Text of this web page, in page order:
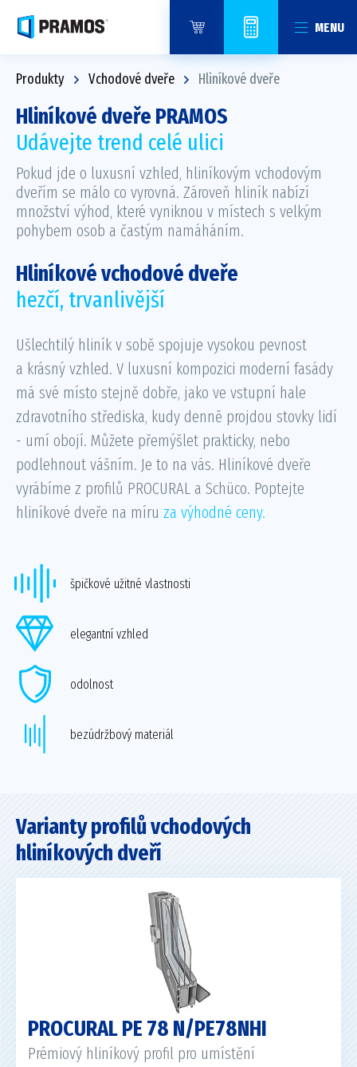
MENU
Produkty Vchodové dveře Hliníkové dveře
Hliníkové dveře PRAMOS
Udávejte trend celé ulici
Pokud jde o luxusní vzhled, hliníkovým vchodovým
dveřím se málo co vyrovná. Zároveň hliník nabízí
množství výhod, které vyniknou v místech s velkým
pohybem osob a častým namáháním.
Hliníkové vchodové dveře
hezčí, trvanlivější
Ušlechtilý hliník v sobě spojuje vysokou pevnost
a krásný vzhled. V luxusní kompozici moderní fasády
má své místo stejně dobře, jako ve vstupní hale
zdravotního střediska, kudy denně projdou stovky lidí
- umí obojí. Můžete přemýšlet prakticky, nebo
podlehnout vášním. Je to na vás. Hliníkové dveře
vyrábíme z profilů PROCURAL a Schüco. Poptejte
hliníkové dveře na míru za výhodné ceny.
špičkové užitné vlastnosti
elegantní vzhled
odolnost
bezúdržbový materiál
Varianty profilů vchodových
hliníkových dveří
PROCURAL PE 78 N/PE78NHI
Prémiový hliníkový profil pro umístění